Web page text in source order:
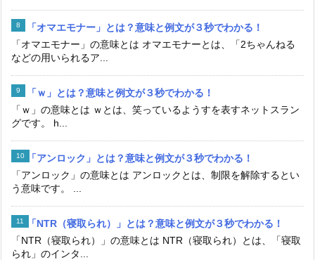
「オマエモナー」とは？意味と例文が３秒でわかる！
「オマエモナー」の意味とは オマエモナーとは、「2ちゃんねる
などの用いられるア...
「ｗ」とは？意味と例文が３秒でわかる！
「ｗ」の意味とは ｗとは、笑っているようすを表すネットスラン
グです。 h...
「アンロック」とは？意味と例文が３秒でわかる！
「アンロック」の意味とは アンロックとは、制限を解除するとい
う意味です。 ...
「NTR（寝取られ）」とは？意味と例文が３秒でわかる！
「NTR（寝取られ）」の意味とは NTR（寝取られ）とは、「寝取
られ」のインタ...